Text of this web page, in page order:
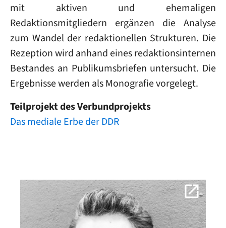
mit aktiven und ehemaligen
Redaktionsmitgliedern ergänzen die Analyse
zum Wandel der redaktionellen Strukturen. Die
Rezeption wird anhand eines redaktionsinternen
Bestandes an Publikumsbriefen untersucht. Die
Ergebnisse werden als Monografie vorgelegt.
Teilprojekt des Verbundprojekts
Das mediale Erbe der DDR